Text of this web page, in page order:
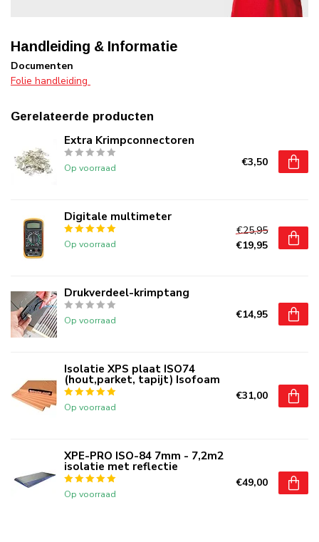
Handleiding & Informatie
Documenten
Folie handleiding
Gerelateerde producten
Extra Krimpconnectoren
Op voorraad €3,50
Digitale multimeter
Op voorraad
€25,95
€19,95
Drukverdeel-krimptang
Op voorraad €14,95
Isolatie XPS plaat ISO74
(hout,parket, tapijt) Isofoam
Op voorraad
€31,00
XPE-PRO ISO-84 7mm - 7,2m2
isolatie met reflectie
Op voorraad
€49,00